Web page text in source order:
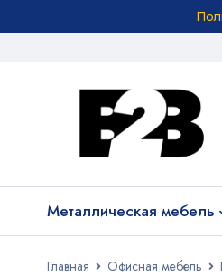
Металлическая мебель
Главная Офисная мебель